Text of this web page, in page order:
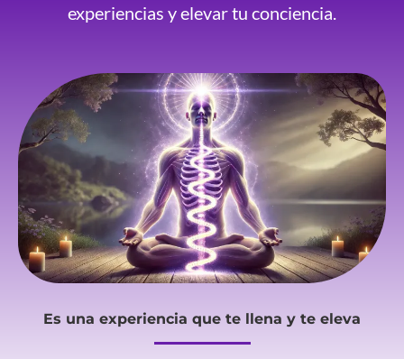
experiencias y elevar tu conciencia.
Es una experiencia que te llena y te eleva